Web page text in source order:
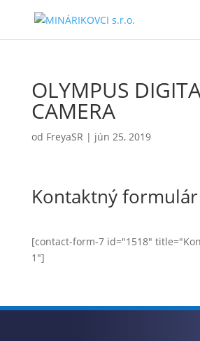
OLYMPUS
CAMERA
od FreyaSR | jún 25, 2019
Kontaktný formulár
[contact-form-7 id="1518"
1"]